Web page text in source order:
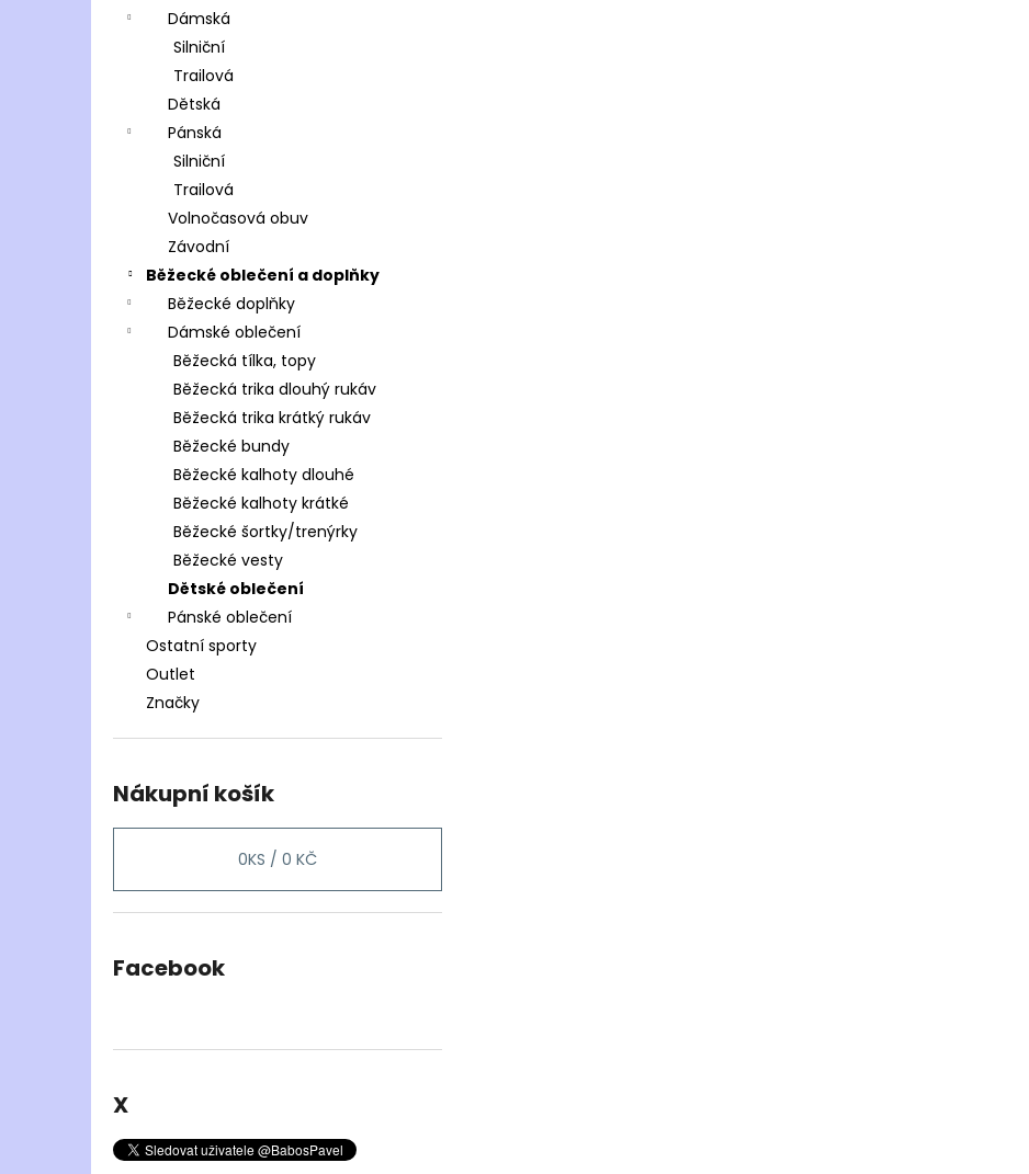
Dámská
Silniční
Trailová
Dětská
Pánská
Silniční
Trailová
Volnočasová obuv
Závodní
Běžecké oblečení a doplňky
Běžecké doplňky
Dámské oblečení
Běžecká tílka, topy
Běžecká trika dlouhý rukáv
Běžecká trika krátký rukáv
Běžecké bundy
Běžecké kalhoty dlouhé
Běžecké kalhoty krátké
Běžecké šortky/trenýrky
Běžecké vesty
Dětské oblečení
Pánské oblečení
Ostatní sporty
Outlet
Značky
Nákupní košík
0KS / 0 KČ
Facebook
X